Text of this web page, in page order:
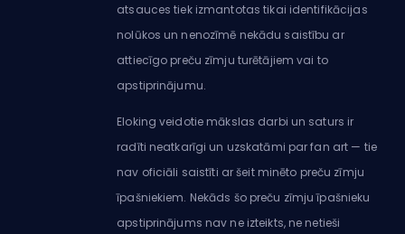
atsauces tiek izmantotas tikai identifikācijas
nolūkos un nenozīmē nekādu saistību ar
attiecīgo preču zīmju turētājiem vai to
apstiprinājumu.
Eloking veidotie mākslas darbi un saturs ir
radīti neatkarīgi un uzskatāmi par fan art — tie
nav oficiāli saistīti ar šeit minēto preču zīmju
īpašniekiem. Nekāds šo preču zīmju īpašnieku
apstiprinājums nav ne izteikts, ne netieši